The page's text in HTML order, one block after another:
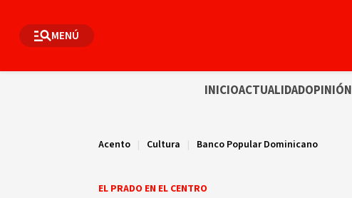
MENÚ
INICIOACTUALIDADOPINIÓN
Acento | Cultura | Banco Popular Dominicano
EL PRADO EN EL CENTRO